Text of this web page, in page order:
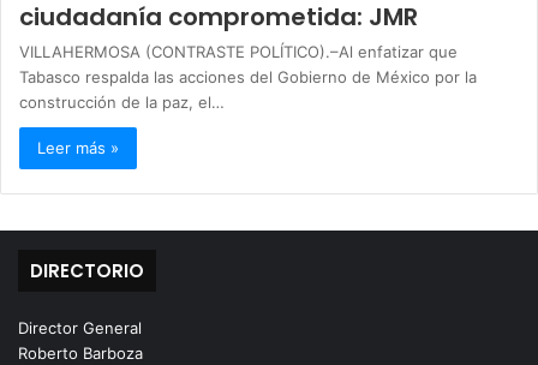
ciudadanía comprometida: JMR
VILLAHERMOSA (CONTRASTE POLÍTICO).–Al enfatizar que
Tabasco respalda las acciones del Gobierno de México por la
construcción de la paz, el…
Leer más »
DIRECTORIO
Director General
Roberto Barboza